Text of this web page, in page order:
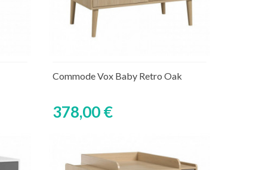
Commode Vox Baby Retro Oak
378,00 €